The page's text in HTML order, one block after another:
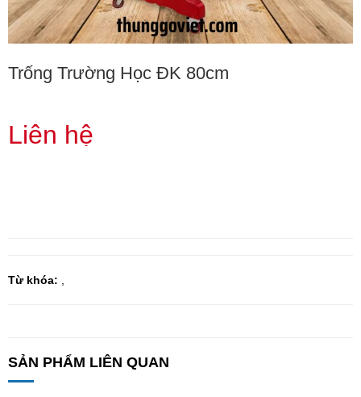
Trống Trường Học ĐK 80cm
Liên hệ
Từ khóa:
SẢN PHẨM LIÊN QUAN